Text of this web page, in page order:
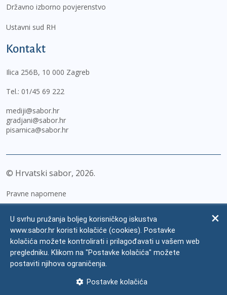
Državno izborno povjerenstvo
Ustavni sud RH
Kontakt
Ilica 256B, 10 000 Zagreb
Tel.: 01/45 69 222
mediji@sabor.hr
gradjani@sabor.hr
pisarnica@sabor.hr
© Hrvatski sabor, 2026
Pravne napomene
Zaštita osobnih podataka
Impressum
Česta pitanja
U svrhu pružanja boljeg korisničkog iskustva
www.sabor.hr koristi kolačiće (cookies). Postavke
kolačića možete kontrolirati i prilagođavati u vašem web
pregledniku. Klikom na "Postavke kolačića" možete
postaviti njihova ograničenja.
Postavke kolačića